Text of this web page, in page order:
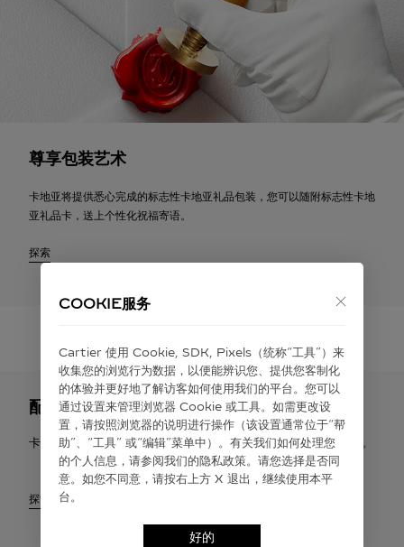
尊享包装艺术
卡地亚将提供悉心完成的标志性卡地亚礼品包装，您可以随附标志性卡地
亚礼品卡，送上个性化祝福寄语。
探索
配送与退货
卡地亚提供免费配送服务。您有权在签收之日起30天内申请退货。
探索
COOKIE服务
Cartier 使⽤ Cookie, SDK, Pixels（统称“⼯具”）来
收集您的浏览⾏为数据，以便能辨识您、提供您客制化
的体验并更好地了解访客如何使⽤我们的平台。您可以
通过设置来管理浏览器 Cookie 或⼯具。如需更改设
置，请按照浏览器的说明进⾏操作（该设置通常位于“帮
助”、“⼯具” 或“编辑”菜单中）。有关我们如何处理您
的个⼈信息，请参阅我们的隐私政策。请您选择是否同
意。如您不同意，请按右上⽅ X 退出，继续使⽤本平
台。
好的